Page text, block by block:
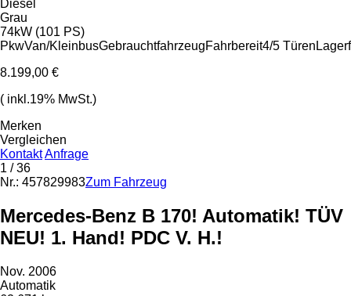
Diesel
Grau
74kW (101 PS)
PkwVan/KleinbusGebrauchtfahrzeugFahrbereit4/5 Türen
8.199,00 €
( inkl.19% MwSt.)
Merken
Vergleichen
KontaktAnfrage
1 / 36
Nr.: 457829983Zum Fahrzeug
Mercedes-Benz B 170! Automatik! TÜV
NEU! 1. Hand! PDC V. H.!
Nov. 2006
Automatik